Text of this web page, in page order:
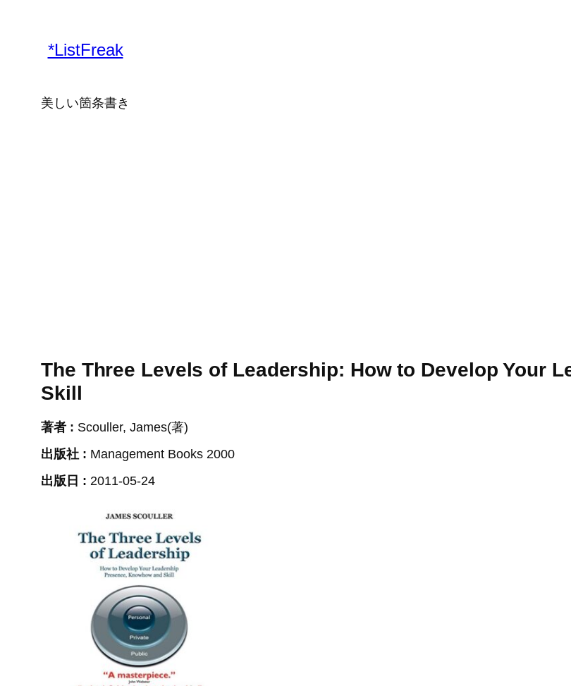
*ListFreak
美しい箇条書き
The Three Levels of Leadership: How to Develop Your
Skill
著者 : Scouller, James(著)
出版社 : Management Books 2000
出版日 : 2011-05-24